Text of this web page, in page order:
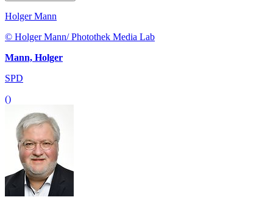
Holger Mann
© Holger Mann/ Photothek Media Lab
Mann, Holger
SPD
()